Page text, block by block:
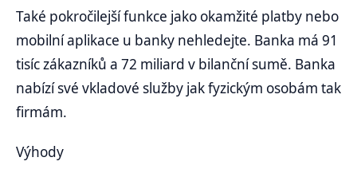
Také pokročilejší funkce jako okamžité platby nebo
mobilní aplikace u banky nehledejte. Banka má 91
tisíc zákazníků a 72 miliard v bilanční sumě. Banka
nabízí své vkladové služby jak fyzickým osobám tak
firmám.
Výhody